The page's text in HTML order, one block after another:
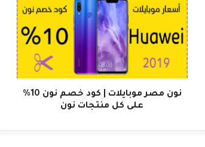
نون مصر موبايلات | كود خصم نون 10%
على كل منتجات نون